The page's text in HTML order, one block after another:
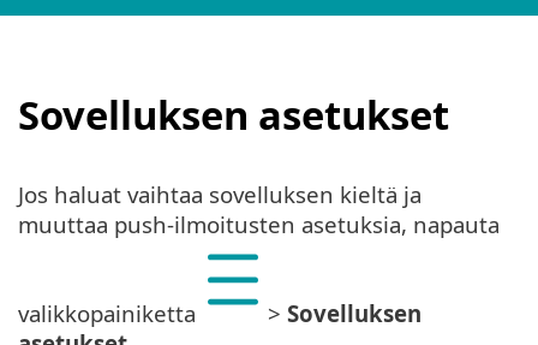
Sovelluksen asetukset
Jos haluat vaihtaa sovelluksen kieltä ja
muuttaa push-ilmoitusten asetuksia, napauta
valikkopainiketta > Sovelluksen